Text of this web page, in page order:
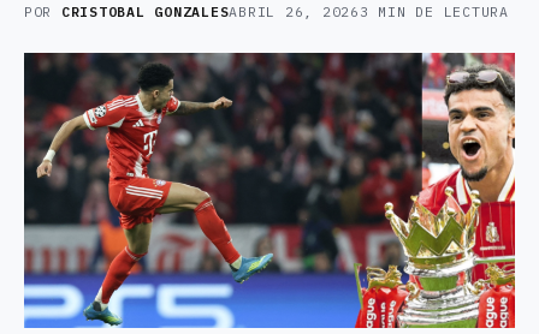
POR CRISTOBAL GONZALESABRIL 26, 2026 3 MIN DE LECTURA